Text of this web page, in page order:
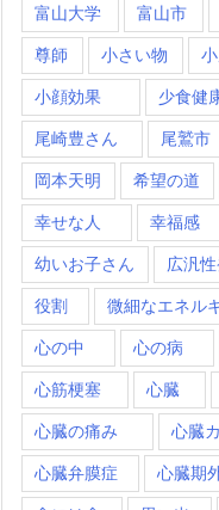
富山大学 富山市
尊師 小さい物
小顔効果 少食健
尾崎豊さん 尾鷲市
岡本天明 希望の道
幸せな人 幸福感
幼いお子さん 広汎
役割 微細なエネル
心の中 心の病
心筋梗塞 心臓
心臓の痛み 心臓
心臓弁膜症 心臓期